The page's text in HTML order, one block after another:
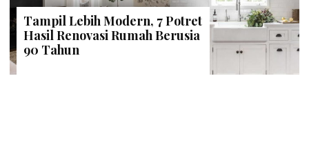
Tampil Lebih Modern, 7 Potret
Hasil Renovasi Rumah Berusia
90 Tahun